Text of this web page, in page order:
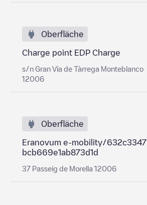
Oberfläche
Charge point EDP Charge
s/n Gran Vía de Tàrrega Monteblanco
12006
Oberfläche
Eranovum e-mobility/632c3347
bcb669e1ab873d1d
37 Passeig de Morella 12006